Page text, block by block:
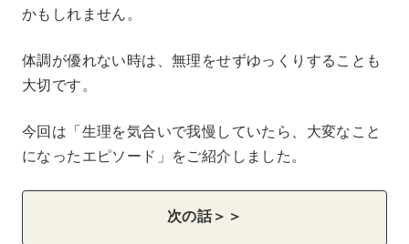
かもしれません。
体調が優れない時は、無理をせずゆっくりすることも
大切です。
今回は「生理を気合いで我慢していたら、大変なこと
になったエピソード」をご紹介しました。
次の話＞＞